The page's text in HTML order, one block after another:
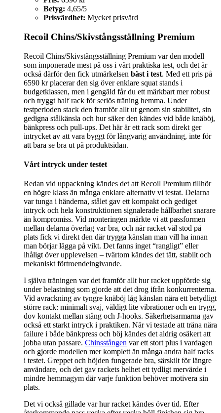
Betyg: 4,65/5
Prisvärdhet: Mycket prisvärd
Recoil Chins/Skivstångsställning Premium
Recoil Chins/Skivstångsställning Premium var den modell
som imponerade mest på oss i vårt praktiska test, och det är
också därför den fick utmärkelsen bäst i test. Med ett pris på
6590 kr placerar den sig över enklare squat stands i
budgetklassen, men i gengäld får du ett märkbart mer robust
och tryggt half rack för seriös träning hemma. Under
testperioden stack den framför allt ut genom sin stabilitet, sin
gedigna stålkänsla och hur säker den kändes vid både knäböj,
bänkpress och pull-ups. Det här är ett rack som direkt ger
intrycket av att vara byggt för långvarig användning, inte för
att bara se bra ut på produktsidan.
Vårt intryck under testet
Redan vid uppackning kändes det att Recoil Premium tillhör
en högre klass än många enklare alternativ vi testat. Delarna
var tunga i händerna, stålet gav ett kompakt och gediget
intryck och hela konstruktionen signalerade hållbarhet snarare
än kompromiss. Vid monteringen märkte vi att passformen
mellan delarna överlag var bra, och när racket väl stod på
plats fick vi direkt den där trygga känslan man vill ha innan
man börjar lägga på vikt. Det fanns inget “rangligt” eller
ihåligt över upplevelsen – tvärtom kändes det tätt, stabilt och
mekaniskt förtroendeingivande.
I själva träningen var det framför allt hur racket uppförde sig
under belastning som gjorde att det drog ifrån konkurrenterna.
Vid avrackning av tyngre knäböj låg känslan nära ett betydligt
större rack: minimalt svaj, väldigt lite vibrationer och en trygg,
dov kontakt mellan stång och J-hooks. Säkerhetsarmarna gav
också ett starkt intryck i praktiken. När vi testade att träna nära
failure i både bänkpress och böj kändes det aldrig osäkert att
jobba utan passare. Chinsstången var ett stort plus i vardagen
och gjorde modellen mer komplett än många andra half racks
i testet. Greppet och höjden fungerade bra, särskilt för längre
användare, och det gav rackets helhet ett tydligt mervärde i
mindre hemmagym där varje funktion behöver motivera sin
plats.
Det vi också gillade var hur racket kändes över tid. Efter